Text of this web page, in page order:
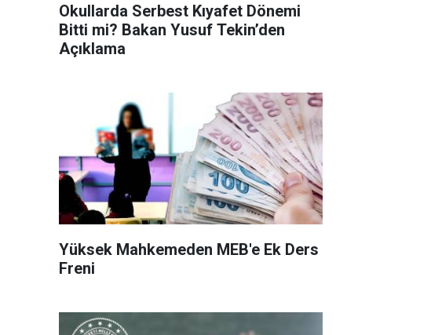
Okullarda Serbest Kıyafet Dönemi
Bitti mi? Bakan Yusuf Tekin’den
Açıklama
Yüksek Mahkemeden MEB'e Ek Ders
Freni